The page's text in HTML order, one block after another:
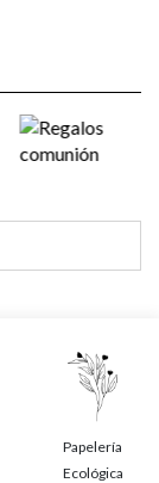
Papelería
Ecológica